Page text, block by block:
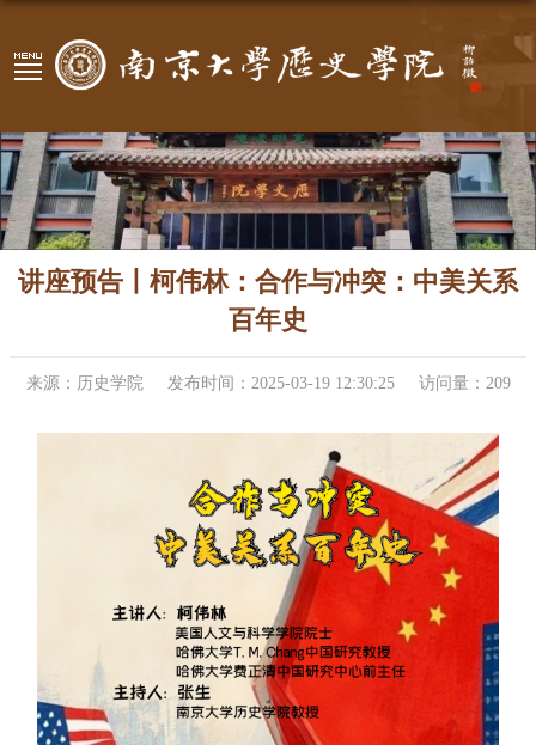
讲座预告丨柯伟林：合作与冲突：中美关系
百年史
来源：历史学院 发布时间：2025-03-19 12:30:25 访问量： 209